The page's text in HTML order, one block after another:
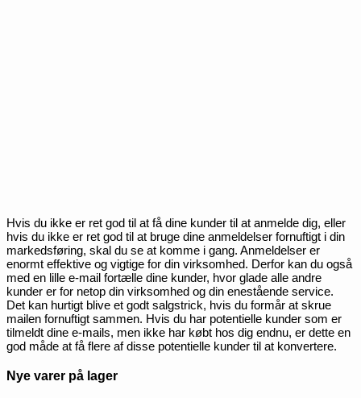
Hvis du ikke er ret god til at få dine kunder til at anmelde dig, eller
hvis du ikke er ret god til at bruge dine anmeldelser fornuftigt i din
markedsføring, skal du se at komme i gang. Anmeldelser er
enormt effektive og vigtige for din virksomhed. Derfor kan du også
med en lille e-mail fortælle dine kunder, hvor glade alle andre
kunder er for netop din virksomhed og din enestående service.
Det kan hurtigt blive et godt salgstrick, hvis du formår at skrue
mailen fornuftigt sammen. Hvis du har potentielle kunder som er
tilmeldt dine e-mails, men ikke har købt hos dig endnu, er dette en
god måde at få flere af disse potentielle kunder til at konvertere.
Nye varer på lager